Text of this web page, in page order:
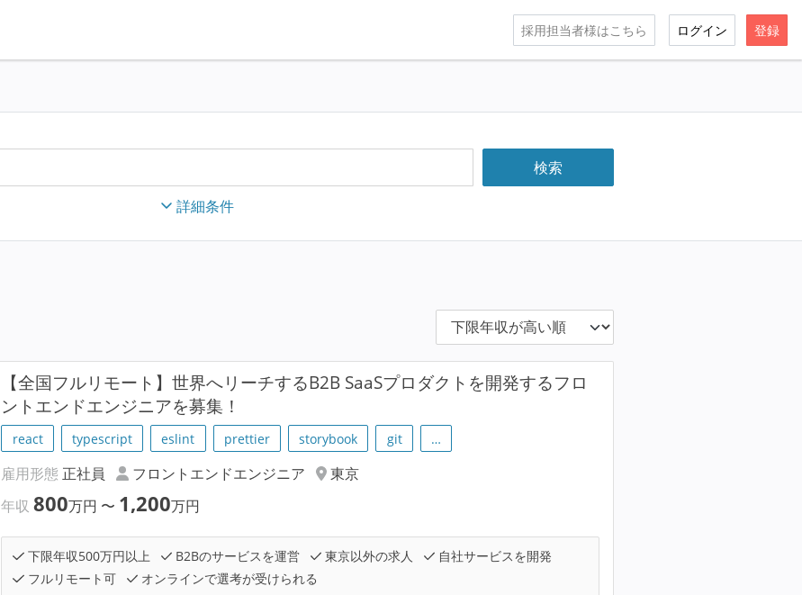
採用担当者様はこちら ログイン 登録
詳細条件
【全国フルリモート】世界へリーチするB2B SaaSプロダクトを開発するフロ
ントエンドエンジニアを募集！
react typescript eslint prettier storybook git …
雇用形態 正社員 フロントエンドエンジニア
東京
年収800万円 〜 1,200万円
下限年収500万円以上 B2Bのサービスを運営 東京以外の求人
自社サービスを開発
フルリモート可
オンラインで選考が受けられる